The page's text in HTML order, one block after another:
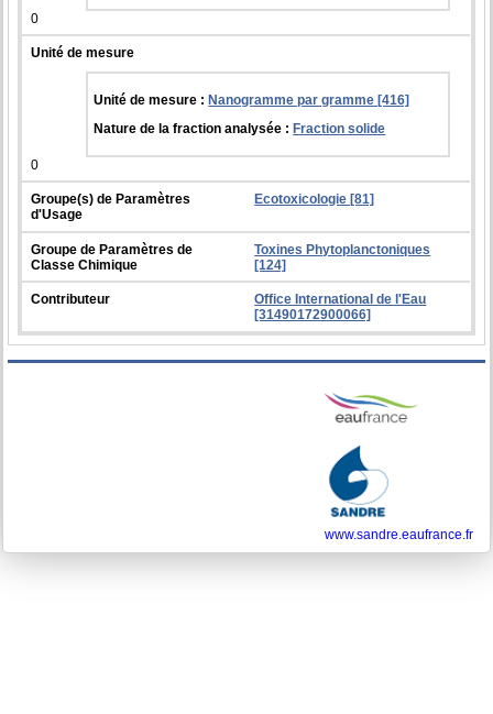
0
Unité de mesure
Unité de mesure :Nanogramme par gramme [416]
Nature de la fraction analysée :Fraction solide
0
Groupe(s) de Paramètres
d'Usage
Ecotoxicologie [81]
Groupe de Paramètres de
Classe Chimique
Toxines Phytoplanctoniques
[124]
Contributeur
Office International de l'Eau
[31490172900066]
www.sandre.eaufrance.fr